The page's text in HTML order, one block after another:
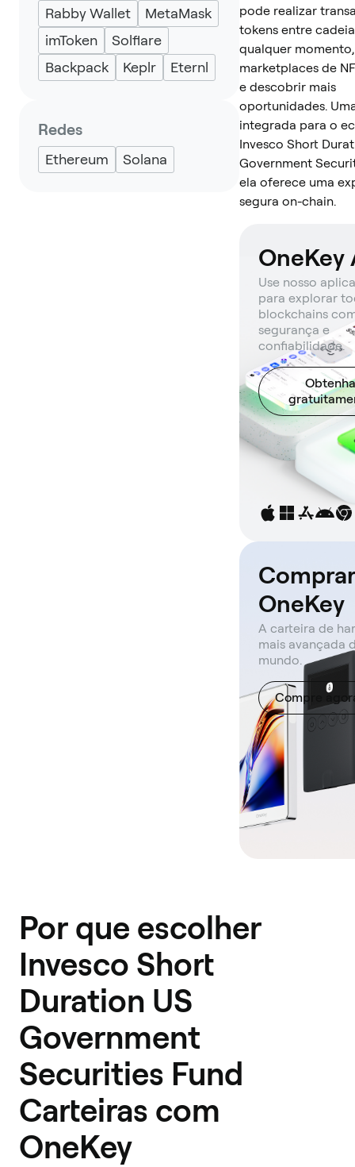
Rabby Wallet
MetaMask
imToken
Solflare
Backpack
Keplr Eternl
Redes
Ethereum Solana
pode realizar
tokens entre
qualquer
marketplaces de
e descobrir mais
oportunidades.
integrada para o
Invesco Short
Government
ela oferece uma
segura on-chain.
OneKey
Use nosso
para explorar
blockchains
segurança e
confiabilidade.
Obtenha
OneKey
A carteira de
mais avançada
mundo.
Compre
Por que escolher
Invesco Short
Duration US
Government
Securities Fund
Carteiras com
OneKey